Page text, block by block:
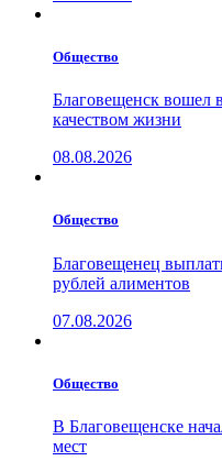
Общество
Благовещенск вошел
качеством жизни
08.08.2026
Общество
Благовещенец
рублей алиментов
07.08.2026
Общество
В Благовещенске
мест